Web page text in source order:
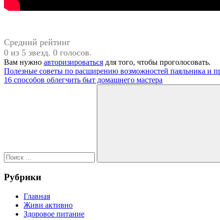
Средний рейтинг
0 из 5 звезд. 0 голосов.
Вам нужно авторизироваться для того, чтобы проголосовать.
Навигация
по
Предыдущая
запись:
Полезные советы по расширению возможностей паяльника и
Следующая
16 способов облегчить быт домашнего мастера
Поиск
Рубрики
Главная
Живи активно
Здоровое питание